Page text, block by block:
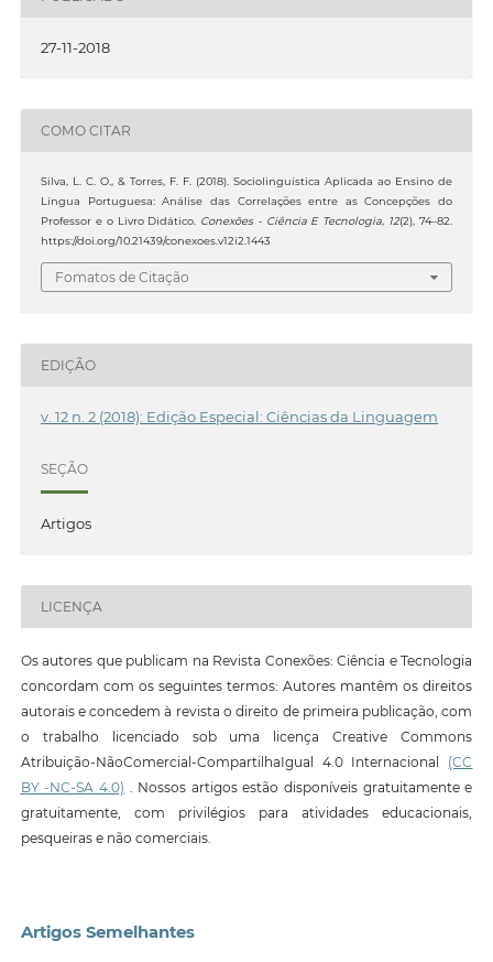
27-11-2018
COMO CITAR
Silva, L. C. O., & Torres, F. F. (2018). Sociolinguística Aplicada ao Ensino de
Língua Portuguesa: Análise das Correlações entre as Concepções do
Professor e o Livro Didático. Conexões - Ciência E Tecnologia, 12(2), 74–82.
https://doi.org/10.21439/conexoes.v12i2.1443
Fomatos de Citação
EDIÇÃO
v. 12 n. 2 (2018): Edição Especial: Ciências da Linguagem
SEÇÃO
Artigos
LICENÇA
Os autores que publicam na Revista Conexões: Ciência e Tecnologia
concordam com os seguintes termos: Autores mantêm os direitos
autorais e concedem à revista o direito de primeira publicação, com
o trabalho licenciado sob uma licença Creative Commons
Atribuição-NãoComercial-CompartilhaIgual 4.0 Internacional (CC
BY -NC-SA 4.0) . Nossos artigos estão disponíveis gratuitamente e
gratuitamente, com privilégios para atividades educacionais,
pesqueiras e não comerciais.
Artigos Semelhantes